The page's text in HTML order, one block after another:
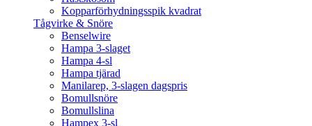
Kopparförhydningsspik kvadrat
Tågvirke & Snöre
Benselwire
Hampa 3-slaget
Hampa 4-sl
Hampa tjärad
Manilarep, 3-slagen dagspris
Bomullsnöre
Bomullslina
Hampex 3-sl